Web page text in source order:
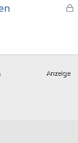
e
Link